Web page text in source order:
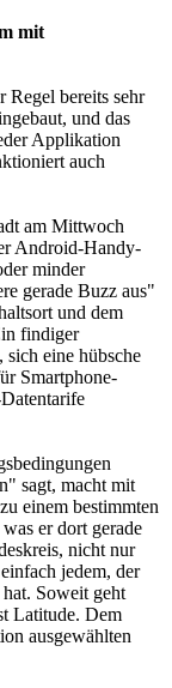
mit
Regel bereits sehr
und das
Applikation
auch
am Mittwoch
Android-Handy-
minder
gerade Buzz aus"
und dem
findiger
eine hübsche
Smartphone-
sagt, macht mit
einem bestimmten
er dort gerade
nicht nur
jedem, der
Soweit geht
Latitude. Dem
ausgewählten